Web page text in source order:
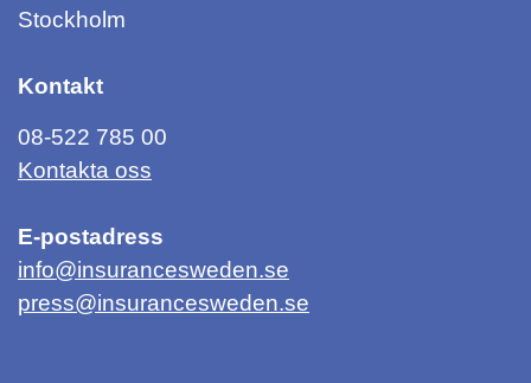
Stockholm
Kontakt
08-522 785 00
Kontakta oss
E-postadress
info@insurancesweden.se
press@insurancesweden.se